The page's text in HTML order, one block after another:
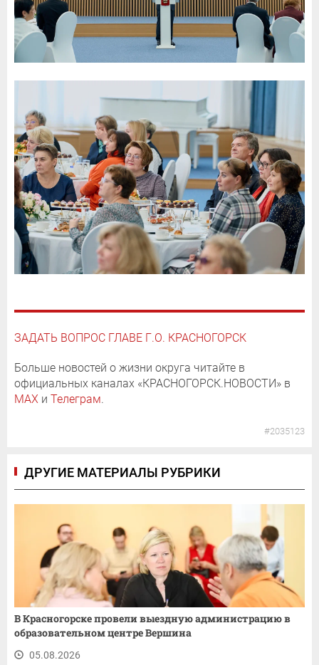
ЗАДАТЬ ВОПРОС ГЛАВЕ Г.О. КРАСНОГОРСК
Больше новостей о жизни округа читайте в
официальных каналах «КРАСНОГОРСК.НОВОСТИ» в
MAX и Телеграм.
#2035123
ДРУГИЕ МАТЕРИАЛЫ РУБРИКИ
В Красногорске провели выездную администрацию в
образовательном центре Вершина
05.08.2026